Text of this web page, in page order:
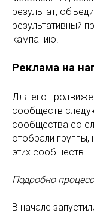
результат,
результативный
кампанию.
Реклама на
Для его
сообществ
сообщества со
отобрали группы,
этих сообществ.
Подробно
В начале